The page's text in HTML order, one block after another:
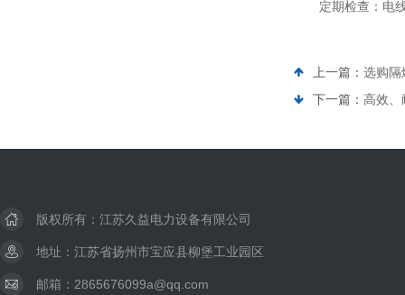
定期检查：电线
上一篇： 选购隔
下一篇： 高效、
版权所有：江苏久益电力设备有限公司
地址：江苏省扬州市宝应县柳堡工业园区
邮箱：2865676099a@qq.com